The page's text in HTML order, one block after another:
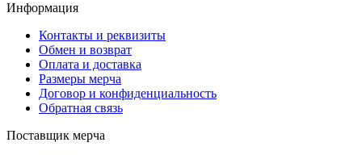
Информация
Контакты и реквизиты
Обмен и возврат
Оплата и доставка
Размеры мерча
Договор и конфиденциальность
Обратная связь
Поставщик мерча